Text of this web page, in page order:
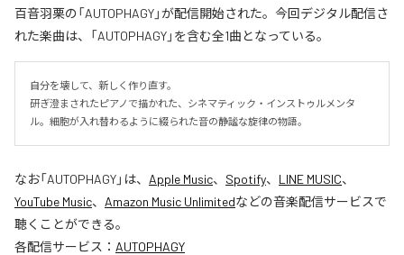
百音羽栗の「AUTOPHAGY」が配信開始された。今回デジタル配信さ
れた楽曲は、「AUTOPHAGY」を含む全1曲となっている。
自分を壊して、新しく作り直す。
研ぎ澄まされたピアノで描かれた、シネマティック・インストゥルメンタ
ル。細胞が入れ替わるように綴られた音の静謐な旋律の物語。
なお「AUTOPHAGY」は、 Apple Music、 Spotify、 LINE MUSIC、
YouTube Music、 Amazon Music Unlimitedなどの音楽配信サービスで
聴くことができる。
各配信サービス： AUTOPHAGY